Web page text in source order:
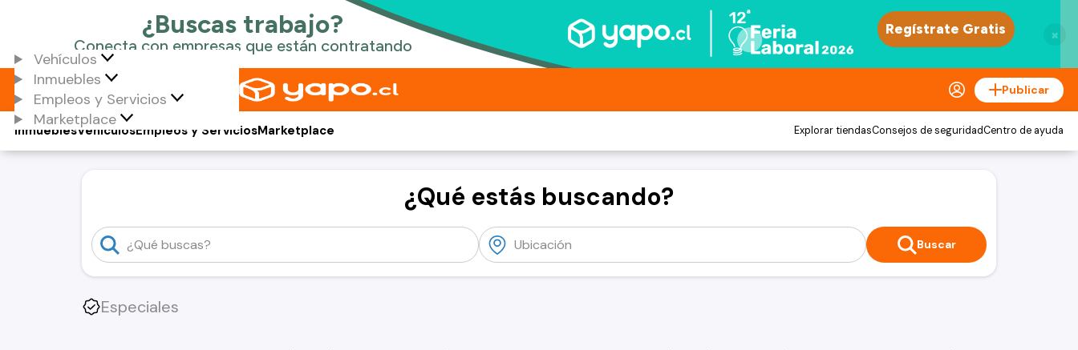
×
Vehículos
Inmuebles
Empleos y Servicios
Marketplace
Publicar
Vehículos
Inmuebles Empleos y ServiciosMarketplace Explorar tiendasConsejos de seguridadCentro de ayuda
¿Qué estás buscando?
Buscar
Especiales